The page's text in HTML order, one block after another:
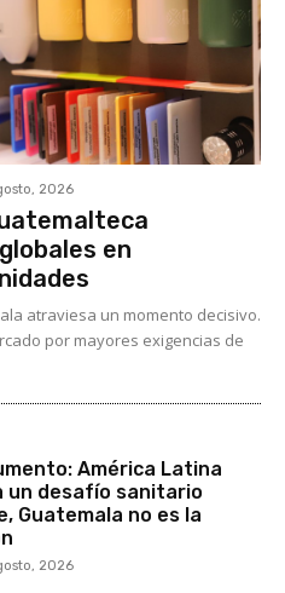
2026
en
atraviesa un momento decisivo.
por mayores exigencias de
América Latina
un desafío sanitario
Guatemala no es la
2026